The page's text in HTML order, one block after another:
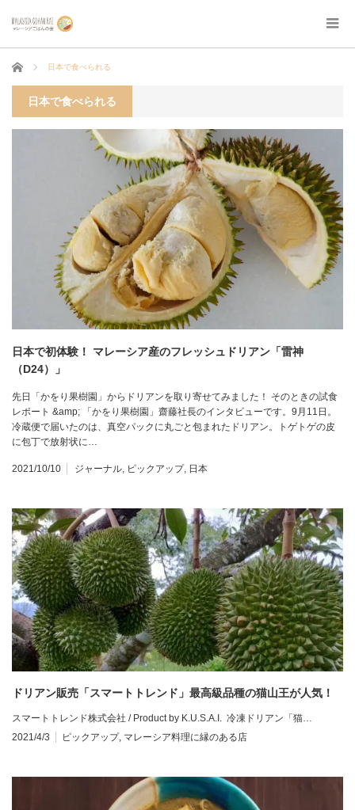
ホーム 日本で食べられる
日本で食べられる
日本で初体験！ マレーシア産のフレッシュドリアン「雷神
（D24）」
先日「かをり果樹園」からドリアンを取り寄せてみました！ そのときの試食
レポート &amp; 「かをり果樹園」齋藤社長のインタビューです。9月11日。
冷蔵便で届いたのは、真空パックに丸ごと包まれたドリアン。トゲトゲの皮
に包丁で放射状に…
2021/10/10 ジャーナル, ピックアップ, 日本
ドリアン販売「スマートトレンド」最高級品種の猫山王が人気！
スマートトレンド株式会社 / Product by K.U.S.A.I. 冷凍ドリアン「猫…
2021/4/3
ピックアップ, マレーシア料理に縁のある店